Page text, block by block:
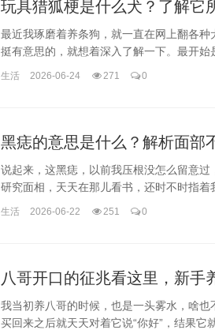
玩具猎狐梗是什么犬？了解它
最近我琢磨着养条狗，就一直在网上翻各种
挺有意思的，就想着深入了解一下。最开始
生活 2026-06-24 271 0
黑痣的意思是什么？解析面部
说起来，这黑痣，以前我压根没怎么留意
研究面相，天天在那儿看书，还时不时指着
生活 2026-06-22 251 0
八哥开口的征兆看这里，新手
我当初养八哥的时候，也是一头雾水，啥也
买回来之后就天天对着它说“你好”，结果它